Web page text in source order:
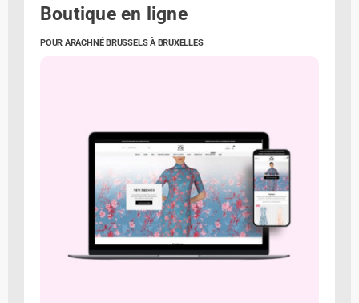
Boutique en ligne
POUR ARACHNÉ BRUSSELS À BRUXELLES